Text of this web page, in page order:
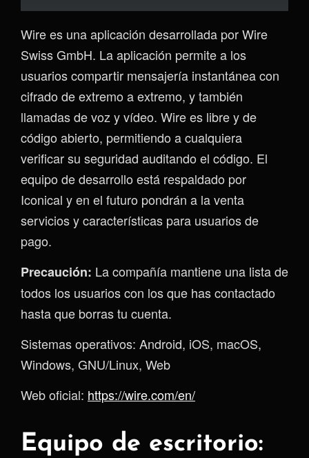
Wire es una aplicación desarrollada por Wire
Swiss GmbH. La aplicación permite a los
usuarios compartir mensajería instantánea con
cifrado de extremo a extremo, y también
llamadas de voz y vídeo. Wire es libre y de
código abierto, permitiendo a cualquiera
verificar su seguridad auditando el código. El
equipo de desarrollo está respaldado por
Iconical y en el futuro pondrán a la venta
servicios y características para usuarios de
pago.
Precaución: La compañía mantiene una lista de
todos los usuarios con los que has contactado
hasta que borras tu cuenta.
Sistemas operativos: Android, iOS, macOS,
Windows, GNU/Linux, Web
Web oficial: https://wire.com/en/
Equipo de escritorio: